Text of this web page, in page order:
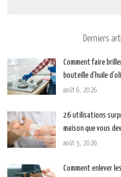
Derniers
Comment faire
bouteille d’huile
août 6, 2026
26 utilisations
maison que vous
août 5, 2026
Comment enlever